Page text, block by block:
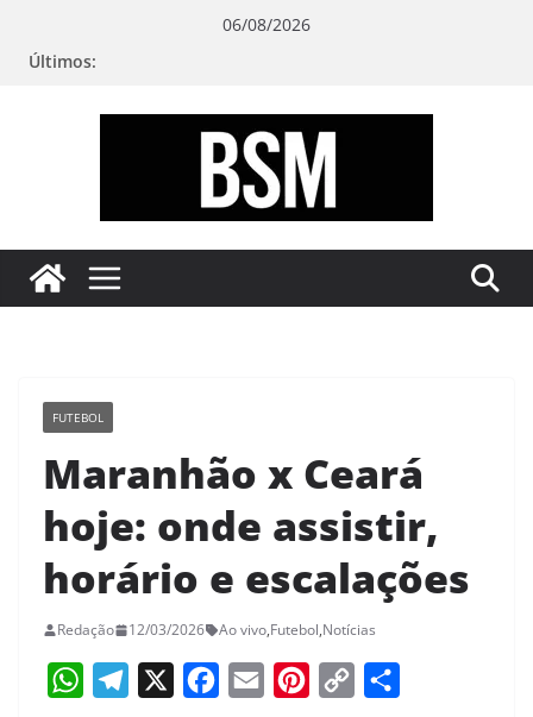
06/08/2026
Últimos:
sua
Mente
FUTEBOL
Maranhão x Ceará
hoje: onde assistir,
horário e escalações
Redação 12/03/2026 Ao vivo,Futebol,Notícias